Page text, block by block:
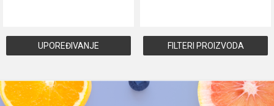
UPOREĐIVANJE
FILTERI PROIZVODA